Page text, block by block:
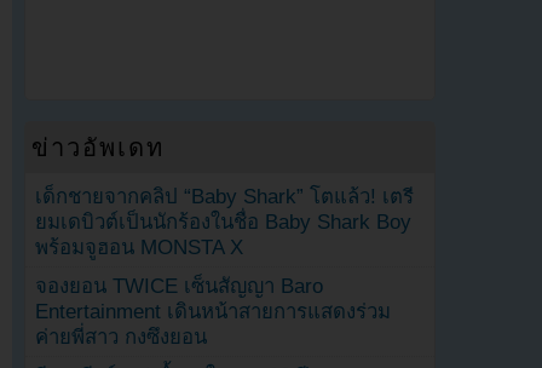
ข่าวอัพเดท
เด็กชายจากคลิป “Baby Shark” โตแล้ว! เตรี
ยมเดบิวต์เป็นนักร้องในชื่อ Baby Shark Boy
พร้อมจูฮอน MONSTA X
จองยอน TWICE เซ็นสัญญา Baro
Entertainment เดินหน้าสายการแสดงร่วม
ค่ายพี่สาว กงซึงยอน